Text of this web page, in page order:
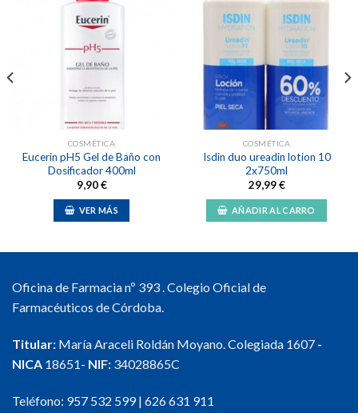
COSMÉTICA
Eucerin pH5 Gel de Baño con
Dosificador 400ml
9,90€
VER MÁS
Añadir
lista de
COSMÉTICA
Isdin duo ureadin lotion 10
2x750ml
29,99€
AÑADIR AL CARRO
Oficina de Farmacia nº 393 . Colegio Oficial de
Farmacéuticos de Córdoba.
Titular: María Araceli Roldán Moyano. Colegiada 1607 -
NICA 18651- NIF: 34028865C
Teléfono: 957 532 599| 626 631 911